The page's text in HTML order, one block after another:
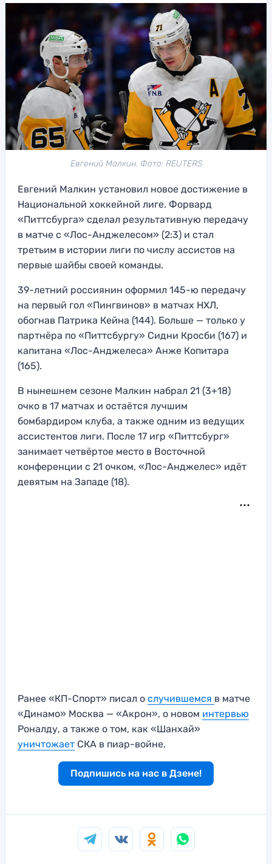
Евгений Малкин. Фото: REUTERS
Евгений Малкин установил новое достижение в
Национальной хоккейной лиге. Форвард
«Питтсбурга» сделал результативную передачу
в матче с «Лос-Анджелесом» (2:3) и стал
третьим в истории лиги по числу ассистов на
первые шайбы своей команды.
39-летний россиянин оформил 145-ю передачу
на первый гол «Пингвинов» в матчах НХЛ,
обогнав Патрика Кейна (144). Больше — только у
партнёра по «Питтсбургу» Сидни Кросби (167) и
капитана «Лос-Анджелеса» Анже Копитара
(165).
В нынешнем сезоне Малкин набрал 21 (3+18)
очко в 17 матчах и остаётся лучшим
бомбардиром клуба, а также одним из ведущих
ассистентов лиги. После 17 игр «Питтсбург»
занимает четвёртое место в Восточной
конференции с 21 очком, «Лос-Анджелес» идёт
девятым на Западе (18).
Ранее «КП-Спорт» писал о случившемся в матче
«Динамо» Москва — «Акрон», о новом интервью
Роналду, а также о том, как «Шанхай»
уничтожает СКА в пиар-войне.
Подпишись на нас в Дзене!